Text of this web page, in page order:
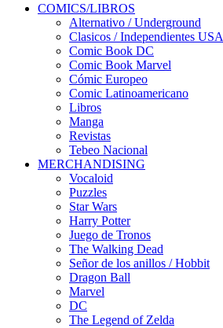
COMICS/LIBROS
Alternativo / Underground
Clasicos / Independientes USA
Comic Book DC
Comic Book Marvel
Cómic Europeo
Comic Latinoamericano
Libros
Manga
Revistas
Tebeo Nacional
MERCHANDISING
Vocaloid
Puzzles
Star Wars
Harry Potter
Juego de Tronos
The Walking Dead
Señor de los anillos / Hobbit
Dragon Ball
Marvel
DC
The Legend of Zelda